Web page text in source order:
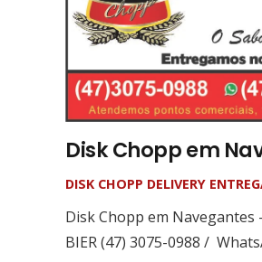
Disk Chopp em
DISK CHOPP DELIVERY
Disk Chopp em Navegantes
BIER (47) 3075-0988 /